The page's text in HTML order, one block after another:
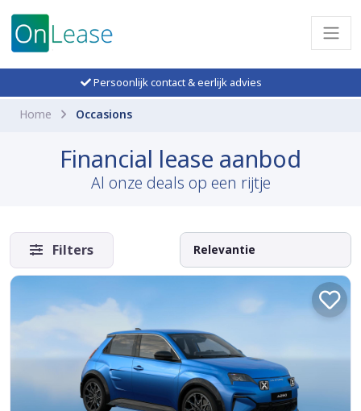
Persoonlijk contact & eerlijk advies
Home Occasions
Financial lease aanbod
Al onze deals op een rijtje
Filters